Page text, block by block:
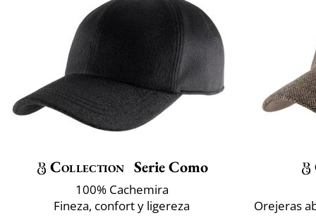
Collection Serie Como
100% Cachemira
Fineza, confort y ligereza
Orejeras